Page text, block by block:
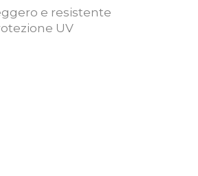
e resistente
UV